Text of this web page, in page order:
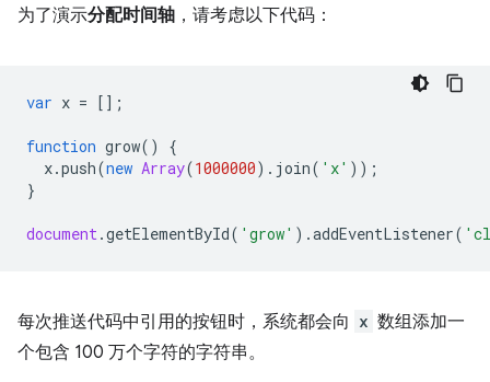
为了演示分配时间轴 ，请考虑以下代码：
var x = [];
function grow()
{
x.push(new Array(1000000). join( 'x' ));
}
document.getElementById( 'grow' ).addEventListener(
每次推送代码中引用的按钮时，系统都会向 x 数组添加一
个包含 100 万个字符的字符串。